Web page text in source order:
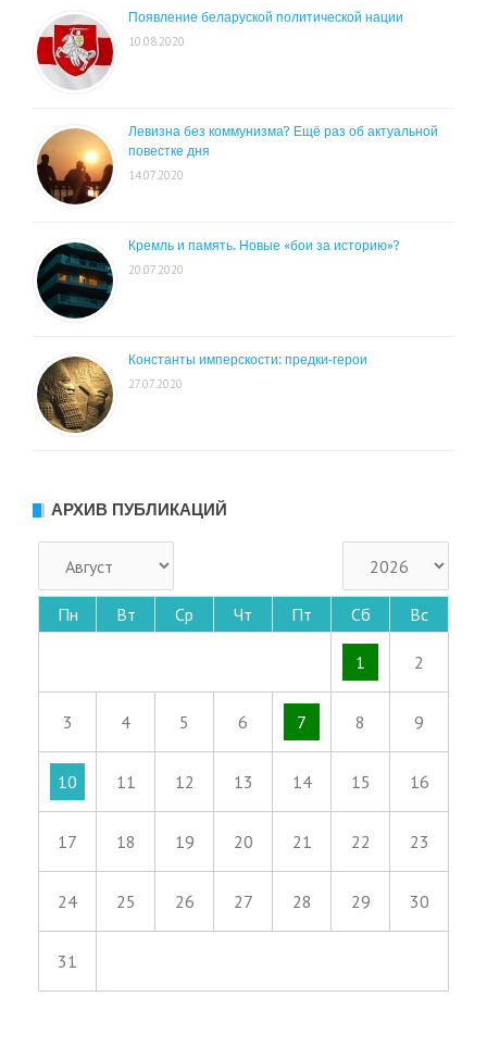
Появление беларуской политической нации
10.08.2020
Левизна без коммунизма? Ещё раз об актуальной
повестке дня
14.07.2020
Кремль и память. Новые «бои за историю»?
20.07.2020
Константы имперскости: предки-герои
27.07.2020
АРХИВ ПУБЛИКАЦИЙ
Пн Вт Ср Чт Пт Сб Вс
1 2
3 4 5 6 7 8 9
10 11 12 13 14 15 16
17 18 19 20 21 22 23
24 25 26 27 28 29 30
31